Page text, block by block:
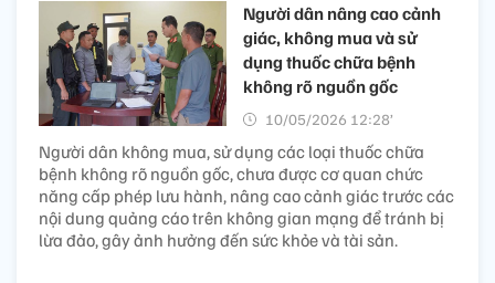
Người dân nâng cao cảnh
giác, không mua và sử
dụng thuốc chữa bệnh
không rõ nguồn gốc
10/05/2026 12:28’
Người dân không mua, sử dụng các loại thuốc chữa
bệnh không rõ nguồn gốc, chưa được cơ quan chức
năng cấp phép lưu hành, nâng cao cảnh giác trước các
nội dung quảng cáo trên không gian mạng để tránh bị
lừa đảo, gây ảnh hưởng đến sức khỏe và tài sản.